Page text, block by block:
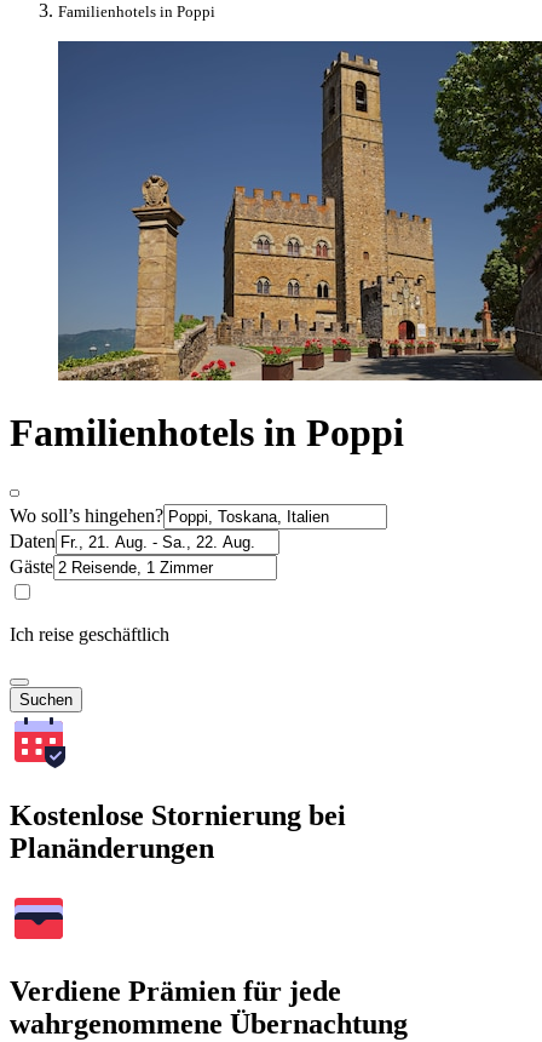
Familienhotels in Poppi
Familienhotels in Poppi
Wo soll’s hingehen?
Daten
Gäste
Ich reise geschäftlich
Suchen
Kostenlose Stornierung bei
Planänderungen
Verdiene Prämien für jede
wahrgenommene Übernachtung